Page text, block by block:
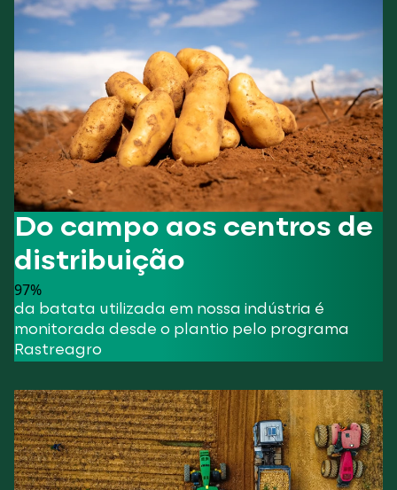
Do campo aos centros de
distribuição
97%
da batata utilizada em nossa indústria é
monitorada desde o plantio pelo programa
Rastreagro